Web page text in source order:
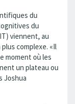
du
du
viennent, au
complexe. «Il
moment où les
un plateau ou
Joshua